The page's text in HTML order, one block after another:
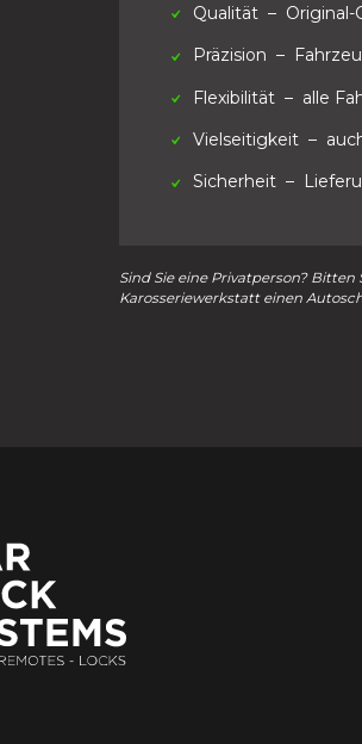
Qualität – Original-
Präzision –
Flexibilität – alle
Vielseitigkeit –
Sicherheit –
Sind Sie eine Privatperson?
Karosseriewerkstatt einen